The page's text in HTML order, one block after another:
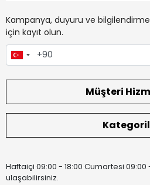
Kampanya, duyuru ve
için kayıt olun.
Müşteri
Haftaiçi 09:00 - 18:00 Cumartesi 09:00
ulaşabilirsiniz.